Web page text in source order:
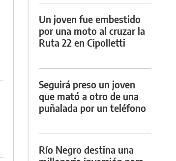
Un joven fue embestido
por una moto al cruzar la
Ruta 22 en Cipolletti
Seguirá preso un joven
que mató a otro de una
puñalada por un teléfono
Río Negro destina una